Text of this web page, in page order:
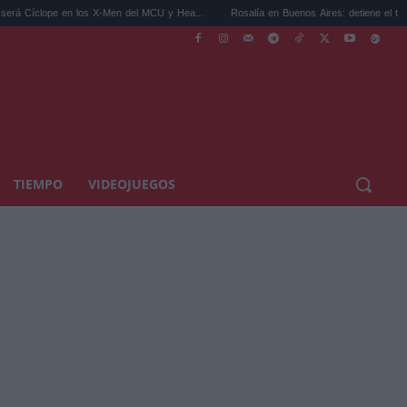
X-Men del MCU y Hea... Rosalía en Buenos Aires: detiene el tráfico y se s...
TIEMPO VIDEOJUEGOS